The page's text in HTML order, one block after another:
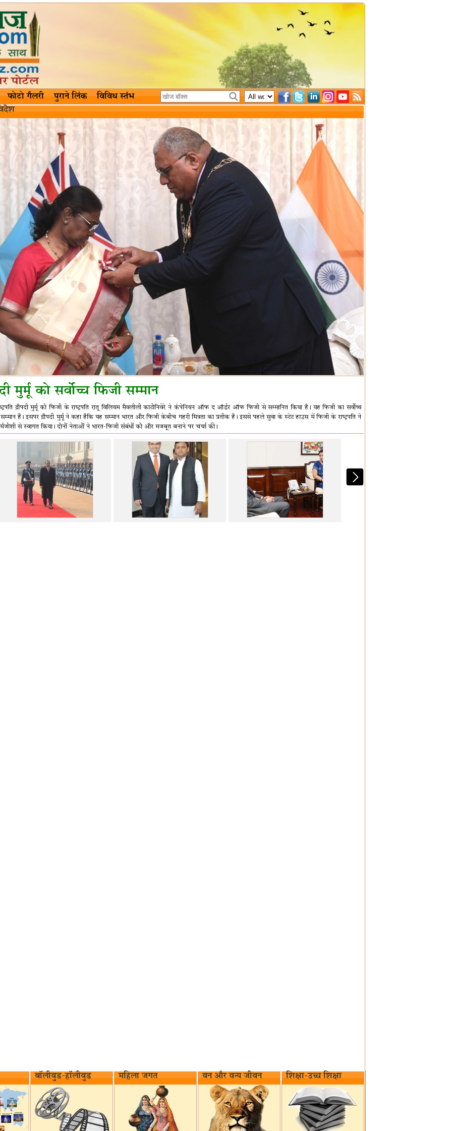
फोटो गैलरी पुराने लिंक विविध स्तंभ
मुर्मू को सर्वोच्च फिजी सम्मान
द्रौपदी मुर्मू को फिजी के राष्ट्रपति रातू विलियम मैवलीली काटोनिवेरे ने कंपेनियन ऑफ द ऑर्डर ऑफ फिजी से सम्मानित किया है। यह फिजी का सर्वोच्च
सम्मान है। इसपर द्रौपदी मुर्मू ने कहा हैकि यह सम्मान भारत और फिजी केबीच गहरी मित्रता का प्रतीक है। इससे पहले सुवा के स्टेट हाउस में फिजी के राष्ट्रपति ने
से स्वागत किया। दोनों नेताओं ने भारत-फिजी संबंधों को और मजबूत बनाने पर चर्चा की।
बॉलीवुड-हॉलीवुड महिला जगत वन और वन्य जीवन‌ शिक्षा-उच्च शिक्षा